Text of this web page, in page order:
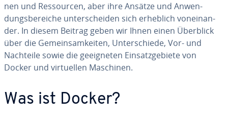
nen und Res­sour­cen, aber ihre Ansätze und An­wen­
dungs­be­rei­che un­ter­schei­den sich erheblich von­ein­an­
der. In diesem Beitrag geben wir Ihnen einen Überblick
über die Ge­mein­sam­kei­ten, Un­ter­schie­de, Vor- und
Nachteile sowie die ge­eig­ne­ten Ein­satz­ge­bie­te von
Docker und vir­tu­el­len Maschinen.
Was ist Docker?